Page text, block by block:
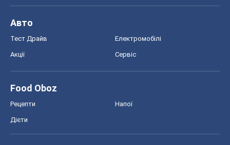
Авто
Тест Драйв Електромобілі
Акції Сервіс
Food Oboz
Рецепти Напої
Дієти